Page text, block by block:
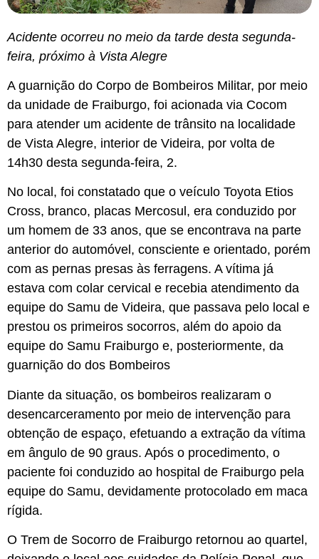
Acidente ocorreu no meio da tarde desta segunda-
feira, próximo à Vista Alegre
A guarnição do Corpo de Bombeiros Militar, por meio
da unidade de Fraiburgo, foi acionada via Cocom
para atender um acidente de trânsito na localidade
de Vista Alegre, interior de Videira, por volta de
14h30 desta segunda-feira, 2.
No local, foi constatado que o veículo Toyota Etios
Cross, branco, placas Mercosul, era conduzido por
um homem de 33 anos, que se encontrava na parte
anterior do automóvel, consciente e orientado, porém
com as pernas presas às ferragens. A vítima já
estava com colar cervical e recebia atendimento da
equipe do Samu de Videira, que passava pelo local e
prestou os primeiros socorros, além do apoio da
equipe do Samu Fraiburgo e, posteriormente, da
guarnição do dos Bombeiros
Diante da situação, os bombeiros realizaram o
desencarceramento por meio de intervenção para
obtenção de espaço, efetuando a extração da vítima
em ângulo de 90 graus. Após o procedimento, o
paciente foi conduzido ao hospital de Fraiburgo pela
equipe do Samu, devidamente protocolado em maca
rígida.
O Trem de Socorro de Fraiburgo retornou ao quartel,